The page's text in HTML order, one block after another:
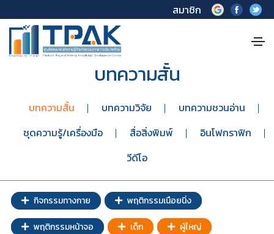
บทความสั้น
บทความสั้น บทความวิจัย
บทความชวนอ่าน
ชุดความรู้/เครื่องมือ
สื่อสิ่งพิมพ์
อินโฟกราฟิก
วีดีโอ
กิจกรรมทางกาย พฤติกรรมเนือยนิ่ง
พฤติกรรมหน้าจอ เด็ก ผู้ใหญ่
สมาชิก